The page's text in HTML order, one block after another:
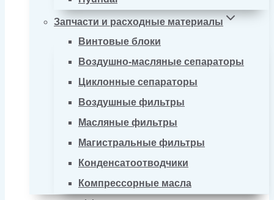
Запчасти и расходные материалы
Винтовые блоки
Воздушно-масляные сепараторы
Циклонные сепараторы
Воздушные фильтры
Масляные фильтры
Магистральные фильтры
Конденсатоотводчики
Компрессорные масла